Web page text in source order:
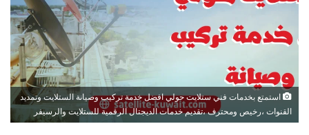
استمتع بخدمات فني ستلايت حولي افضل خدمة تركيب وصيانة الستلايت وتمديد
القنوات ،رخيص ومحترف ،تقديم خدمات الديجتال الرقمية للستلايت والرسيفر